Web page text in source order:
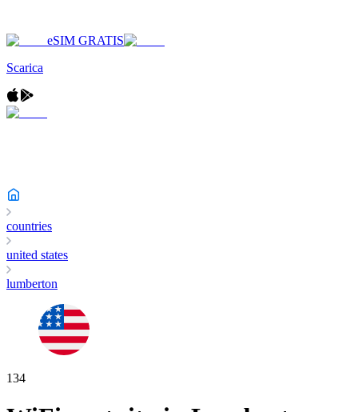
eSIM GRATIS
Scarica
countries
united states
lumberton
134